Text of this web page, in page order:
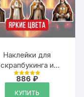
Наклейки для
скрапбукинга и
ежедневника, 12
штук
Оценка
886 ₽
КУПИТЬ